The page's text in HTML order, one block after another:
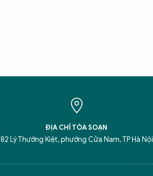
ĐỊA CHỈ TÒA SOẠN
82 Lý Thường Kiệt, phường Cửa Nam, TP Hà Nội